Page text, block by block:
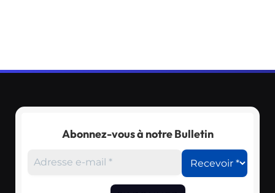
Abonnez-vous à notre Bulletin